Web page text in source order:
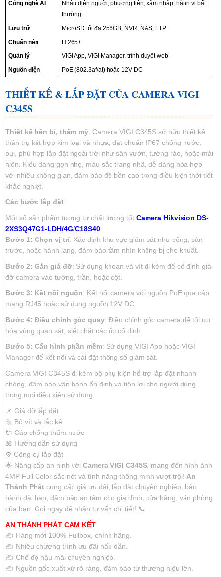
Công nghệ AI
Nhận diện người, phương tiện, xâm nhập, hành vi bất
thường
Lưu trữ
MicroSD tối đa 256GB, NVR, NAS, FTP
Chuẩn nén
H.265+
Quản lý
VIGI App, VIGI Manager, trình duyệt web
Nguồn điện
PoE (802.3af/at) hoặc 12V DC
THIẾT KẾ & LẮP ĐẶT CỦA CAMERA VIGI
C345S
Thiết kế bền bỉ, thẩm mỹ: Camera VIGI C345S sở hữu thiết kế
thân trụ kết hợp kim loại và nhựa, đạt chuẩn IP67 chống nước,
bụi, phù hợp lắp đặt ngoài trời như sân vườn, tường rào, hoặc mái
hiên. Kiểu dáng gọn nhẹ, màu sắc trang nhã, dễ dàng hòa hợp
với nhiều không gian, đảm bảo độ bền cao trong điều kiện thời tiết
khắc nghiệt.
Các bước lắp đặt:
Một số sản phẩm tương tự chất lượng tốt Camera Hikvision DS-
2XS3Q47G1-LDH/4G/C18S40
Bước 1: Chọn vị trí: Xác định khu vực giám sát như cổng, sân
trước, hoặc hành lang, đảm bảo tầm nhìn không bị che khuất.
Bước 2: Gắn giá đỡ: Sử dụng khoan và vít đi kèm để cố định giá
đỡ camera vào tường, trần, hoặc cột.
Bước 3: Kết nối nguồn: Kết nối camera với nguồn PoE qua cáp
mạng RJ45 hoặc sử dụng nguồn 12V DC.
Bước 4: Điều chỉnh góc quay: Điều chỉnh góc camera để tối ưu
hóa vùng quan sát, siết chặt các ốc cố định.
Bước 5: Cấu hình phần mềm: Sử dụng VIGI App hoặc VIGI
Manager để kết nối và cài đặt thông số giám sát.
Camera VIGI C345S đi kèm bộ phụ kiện hỗ trợ lắp đặt nhanh
chóng, đảm bảo vận hành ổn định và tiện lợi cho người dùng
trong mọi điều kiện sử dụng.
📌 Giá đỡ lắp đặt
🔩 Bộ vít và tắc kê
🔌 Cáp chống thấm nước
📖 Hướng dẫn sử dụng
⚙️ Công cụ lắp đặt
🌟 Nâng cấp an ninh với Camera VIGI C345S, mang đến hình ảnh
4MP Full Color sắc nét và tính năng thông minh vượt trội! An
Thành Phát cung cấp giá ưu đãi, lắp đặt chuyên nghiệp, bảo
hành dài hạn, đảm bảo an tâm cho gia đình, cửa hàng, văn phòng
của bạn. Gọi ngay để nhận tư vấn chi tiết! 📞
AN THÀNH PHÁT CAM KẾT
✍️ Hàng mới 100% Fullbox, chính hãng.
✍️ Nhiều chương trình ưu đãi hấp dẫn.
✍️ Chế độ hậu mãi chuyên nghiệp.
✍️ Nguồn gốc xuất xứ rõ ràng, đảm bảo từ thương hiệu lớn.